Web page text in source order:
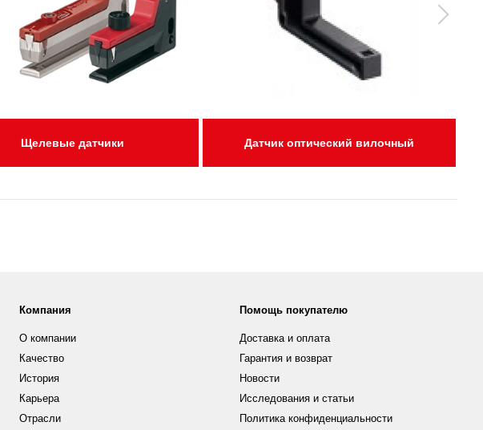
Щелевые датчики Датчик оптический вилочный
Компания
О компании
Качество
История
Карьера
Отрасли
Помощь покупателю
Доставка и оплата
Гарантия и возврат
Новости
Исследования и статьи
Политика конфиденциальности